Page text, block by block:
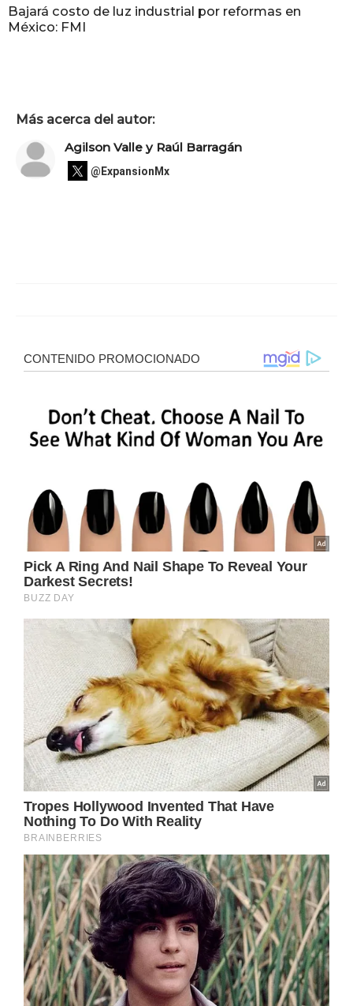
Bajará costo de luz industrial por reformas en
México: FMI
Más acerca del autor:
Agilson Valle y Raúl Barragán
@ExpansionMx